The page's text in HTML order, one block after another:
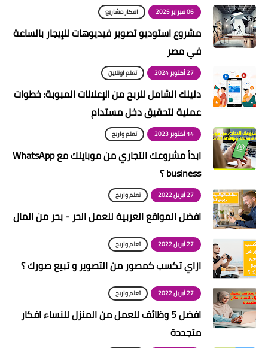
06 فبراير 2025 افكار مشاربع
مشروع استوديو تصوير فيديوهات للإيجار بالساعة
في مصر
27 أكتوبر 2024 تعلم اونلاين
دليلك الشامل للربح من الإعلانات المبوبة: خطوات
عملية لتحقيق دخل مستدام
14 أكتوبر 2023 تعلم واربح
ابدأ مشروعك التجاري من موبايلك مع WhatsApp
business ؟
27 أبريل 2022 تعلم واربح
افضل المواقع العربية للعمل الحر - بحر من المال
27 أبريل 2022 تعلم واربح
ازاي تكسب كمصور من التصوير و تبيع صورك ؟
27 أبريل 2022 تعلم واربح
افضل 5 وظائف للعمل من المنزل للنساء افكار
متجددة